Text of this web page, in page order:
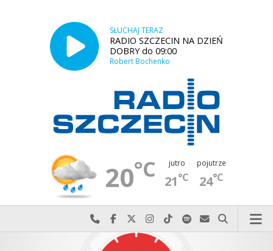
SŁUCHAJ TERAZ
RADIO SZCZECIN NA DZIEŃ
DOBRY do 09:00
Robert Bochenko
20°C jutro
21°C
pojutrze
24°C
Najlepiej po prostu do nas zadzwoń
Odwiedź nas na Facebook-u
Odwiedź nas na X
Odwiedź nas na Instagram-ie
Odwiedź nas na TikTok-u
Szukaj nas na Spotify
Wyślij do nas
Szukaj